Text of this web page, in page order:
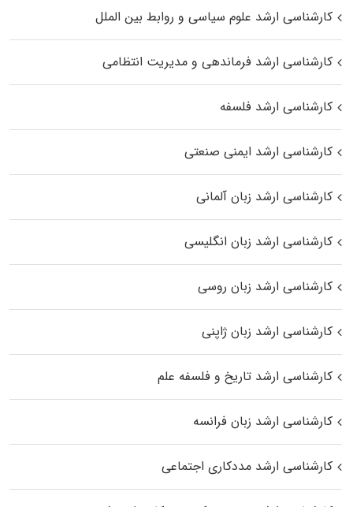
کارشناسی ارشد علوم سیاسی و روابط بین الملل
کارشناسی ارشد فرماندهی و مدیریت انتظامی
کارشناسی ارشد فلسفه
کارشناسی ارشد ایمنی صنعتی
کارشناسی ارشد زبان آلمانی
کارشناسی ارشد زبان انگلیسی
کارشناسی ارشد زبان روسی
کارشناسی ارشد زبان ژاپنی
کارشناسی ارشد تاریخ و فلسفه علم
کارشناسی ارشد زبان فرانسه
کارشناسی ارشد مددکاری اجتماعی